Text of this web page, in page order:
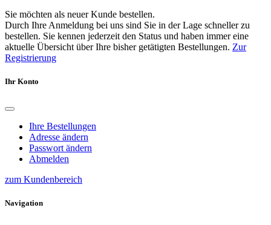
Sie möchten als neuer Kunde bestellen.
Durch Ihre Anmeldung bei uns sind Sie in der Lage schneller zu
bestellen. Sie kennen jederzeit den Status und haben immer eine
aktuelle Übersicht über Ihre bisher getätigten Bestellungen. Zur
Registrierung
Ihr Konto
Ihre Bestellungen
Adresse ändern
Passwort ändern
Abmelden
zum Kundenbereich
Navigation